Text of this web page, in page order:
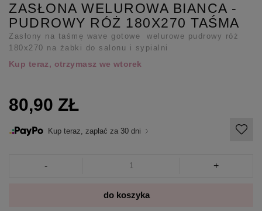
ZASŁONA WELUROWA BIANCA -
PUDROWY RÓŻ 180X270 TAŚMA
Zasłony na taśmę wave gotowe welurowe pudrowy róż
180x270 na żabki do salonu i sypialni
Kup teraz, otrzymasz we wtorek
80,90 ZŁ
Kup teraz, zapłać za 30 dni
- +
do koszyka